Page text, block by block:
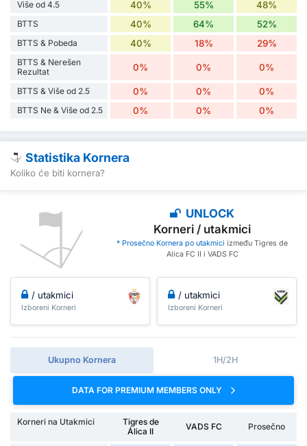
Više od 4.5 40% 55% 48%
BTTS 40% 64% 52%
BTTS & Pobeda 40% 18% 29%
BTTS & Nerešen
Rezultat
0% 0% 0%
BTTS & Više od 2.5 0% 0% 0%
BTTS Ne & Više od 2.5 0% 0% 0%
Statistika Kornera
Koliko će biti kornera?
UNLOCK
Korneri / utakmici
* Prosečno Kornera po utakmiciizmeđu Tigres de
Alica FC II i VADS FC
/ utakmici
Izboreni Korneri
/ utakmici
Izboreni Korneri
Ukupno Kornera 1H/2H
DATA FOR PREMIUM MEMBERS ONLY
Korneri na Utakmici
Tigres de
Álica II
VADS FC Prosečno